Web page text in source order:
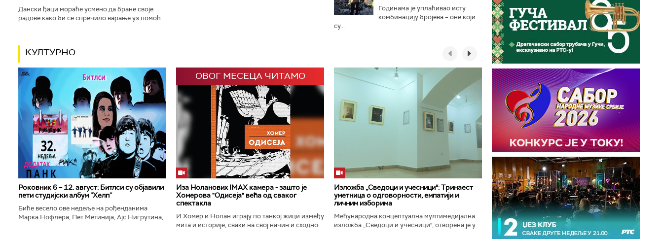
Дански ђаци мораће усмено да бране своје
радове како би се спречило варање уз помоћ
Годинама је уплаћивао исту
комбинацију бројева – оне који
су...
КУЛТУРНО
Роковник 6 – 12. август: Битлси су објавили
пети студијски албум ”Хелп”
Биће весело ове недеље на рођенданима
Марка Нофлера, Пет Метинија, Ајс Нигрутина,
ОВОГ МЕСЕЦА ЧИТАМО
Иза Ноланових IMAX камера - зашто је
Хомерова "Одисеја" већа од сваког
спектакла
И Хомер и Нолан играју по танкој жици између
мита и историје, сваки на свој начин и сходно
Изложба „Сведоци и учесници“: Тринаест
уметница о одговорности, емпатији и
личним изборима
Међународна концептуална мултимедијална
изложба „Сведоци и учесници", отворена је у